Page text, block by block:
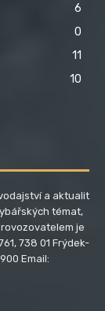
6
0
11
10
a aktualit
témat,
je
738 01 Frýdek-
Email: